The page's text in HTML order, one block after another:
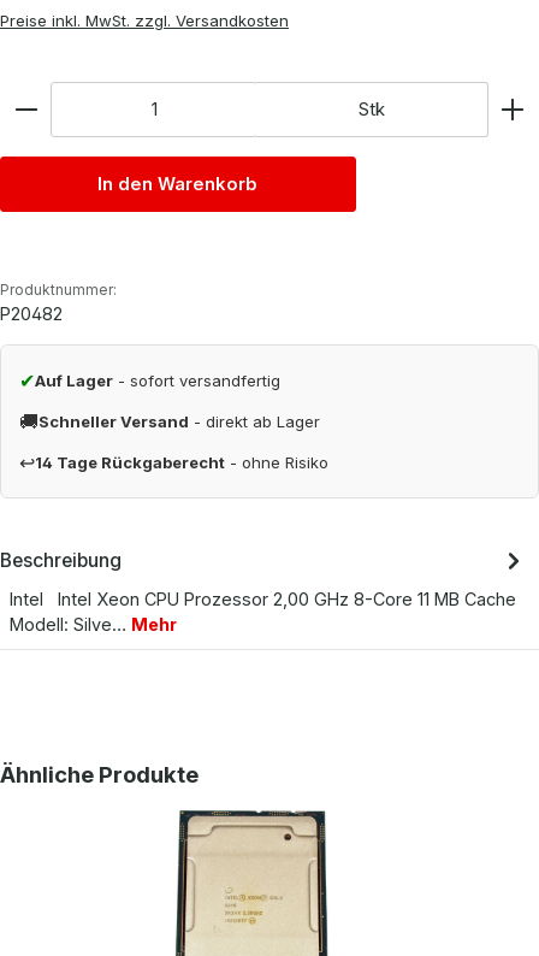
Preise inkl. MwSt. zzgl. Versandkosten
Stk
In den Warenkorb
Produktnummer:
P20482
✔Auf Lager - sofort versandfertig
🚚Schneller Versand - direkt ab Lager
↩14 Tage Rückgaberecht - ohne Risiko
Beschreibung
Intel Intel Xeon CPU Prozessor 2,00 GHz 8-Core 11 MB Cache
Modell: Silve… Mehr
Produktgalerie überspringen
Ähnliche Produkte